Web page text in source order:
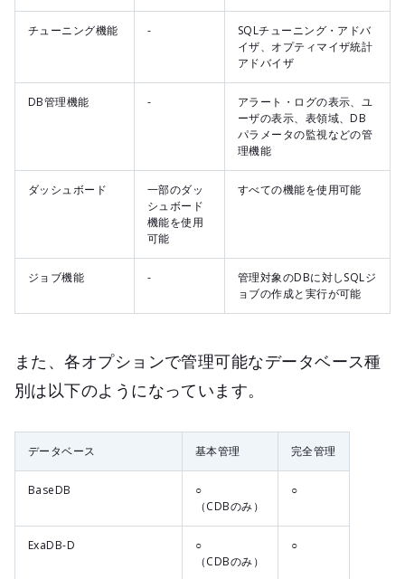
チューニング機能 -
SQLチューニング・アドバ
イザ、オプティマイザ統計
アドバイザ
DB管理機能 -
アラート・ログの表示、ユ
ーザの表示、表領域、DB
パラメータの監視などの管
理機能
ダッシュボード
一部のダッ
シュボード
機能を使用
可能
すべての機能を使用可能
ジョブ機能 -
管理対象のDBに対しSQLジ
ョブの作成と実行が可能
また、各オプションで管理可能なデータベース種
別は以下のようになっています。
データベース 基本管理 完全管理
BaseDB
○
（CDBのみ）
○
ExaDB-D
○
（CDBのみ）
○